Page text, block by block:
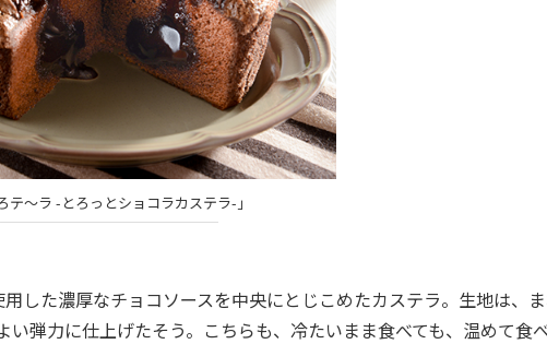
テ～ラ -とろっとショコラカステラ-」
した濃厚なチョコソースを中央にとじこめたカステラ。生地は、
弾力に仕上げたそう。こちらも、冷たいまま食べても、温めて食